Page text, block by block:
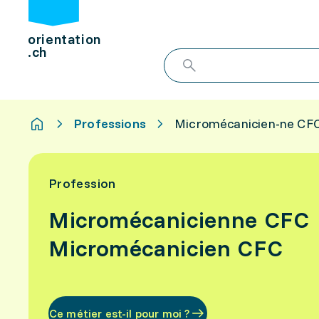
orientation
.ch
Professions Micromécanicien-ne
Profession
Micromécanicienne CFC
Micromécanicien CFC
Ce métier est-il pour moi ?